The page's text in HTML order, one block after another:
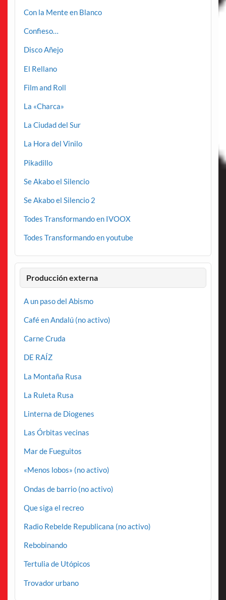
Con la Mente en Blanco
Confieso…
Disco Añejo
El Rellano
Film and Roll
La «Charca»
La Ciudad del Sur
La Hora del Vinilo
Pikadillo
Se Akabo el Silencio
Se Akabo el Silencio 2
Todes Transformando en IVOOX
Todes Transformando en youtube
Producción externa
A un paso del Abismo
Café en Andalú (no activo)
Carne Cruda
DE RAÍZ
La Montaña Rusa
La Ruleta Rusa
Linterna de Diogenes
Las Órbitas vecinas
Mar de Fueguitos
«Menos lobos» (no activo)
Ondas de barrio (no activo)
Que siga el recreo
Radio Rebelde Republicana (no activo)
Rebobinando
Tertulia de Utópicos
Trovador urbano